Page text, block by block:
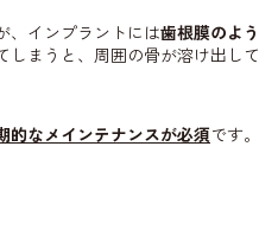
、インプラントには歯根膜のよ
しまうと、周囲の骨が溶け出し
的なメインテナンスが必須です。